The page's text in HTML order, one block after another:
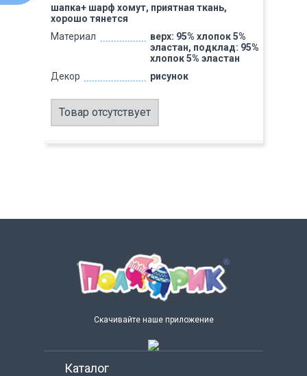
шапка+ шарф хомут, приятная ткань,
хорошо тянется
Материал
верх: 95% хлопок 5%
эластан, подклад: 95%
хлопок 5% эластан
Декор
рисунок
Товар отсутствует
Скачивайте наше приложение
Каталог